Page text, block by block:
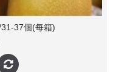
37個(每箱)